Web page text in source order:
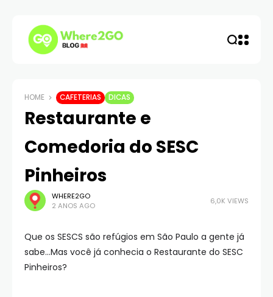
HOME CAFETERIAS DICAS
Restaurante e
Comedoria do SESC
Pinheiros
WHERE2GO
2 ANOS AGO
6,0K VIEWS
Que os SESCS são refúgios em São Paulo a gente já
sabe…Mas você já conhecia o Restaurante do SESC
Pinheiros?